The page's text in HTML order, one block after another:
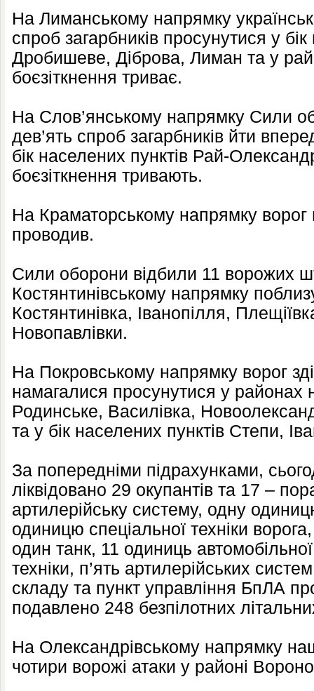
На Лиманському напрямку
спроб загарбників просунутися у
Дробишеве, Діброва, Лиман та у
боєзіткнення триває.
На Слов’янському напрямку Сили
дев’ять спроб загарбників йти
бік населених пунктів Рай-
боєзіткнення тривають.
На Краматорському напрямку ворог
проводив.
Сили оборони відбили 11 ворожих
Костянтинівському напрямку
Костянтинівка, Іванопілля,
Новопавлівки.
На Покровському напрямку ворог
намагалися просунутися у районах
Родинське, Василівка,
та у бік населених пунктів Степи,
За попередніми підрахунками,
ліквідовано 29 окупантів та 17 –
артилерійську систему, одну
одиницю спеціальної техніки
один танк, 11 одиниць
техніки, п’ять артилерійських
складу та пункт управління БпЛА
подавлено 248 безпілотних
На Олександрівському напрямку
чотири ворожі атаки у районі